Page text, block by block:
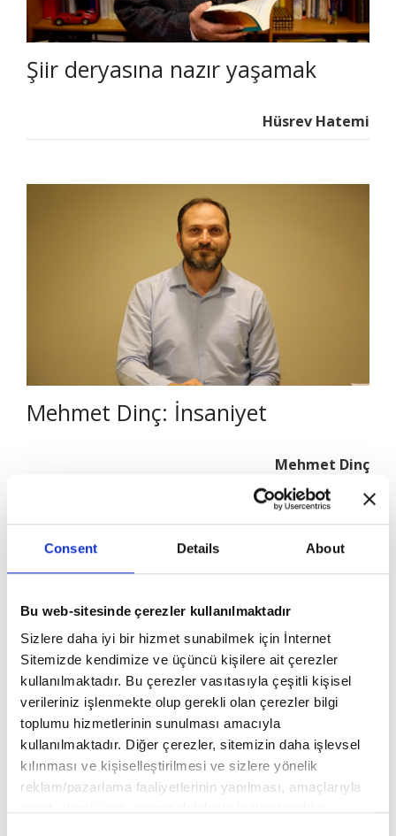
Consent Details About
Bu web-sitesinde çerezler kullanılmaktadır
Sizlere daha iyi bir hizmet sunabilmek için İnternet
Sitemizde kendimize ve üçüncü kişilere ait çerezler
kullanılmaktadır. Bu çerezler vasıtasıyla çeşitli kişisel
verileriniz işlenmekte olup gerekli olan çerezler bilgi
toplumu hizmetlerinin sunulması amacıyla
kullanılmaktadır. Diğer çerezler, sitemizin daha işlevsel
kılınması ve kişiselleştirilmesi ve sizlere yönelik
reklam/pazarlama faaliyetlerinin yapılması, amaçlarıyla
Şiir deryasına nazır yaşamak
Hüsrev Hatemi
Mehmet Dinç: İnsaniyet
Mehmet Dinç
İstikamet Üzere Yaşamak
Selim Cerrah